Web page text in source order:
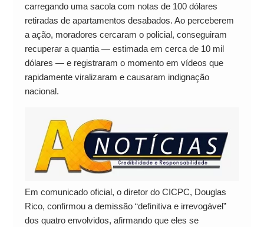
carregando uma sacola com notas de 100 dólares
retiradas de apartamentos desabados. Ao perceberem
a ação, moradores cercaram o policial, conseguiram
recuperar a quantia — estimada em cerca de 10 mil
dólares — e registraram o momento em vídeos que
rapidamente viralizaram e causaram indignação
nacional.
Em comunicado oficial, o diretor do CICPC, Douglas
Rico, confirmou a demissão “definitiva e irrevogável”
dos quatro envolvidos, afirmando que eles se